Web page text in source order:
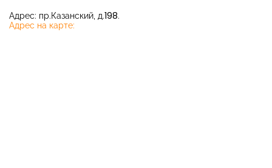
Адрес: пр.Казанский, д.198.
Адрес на карте: